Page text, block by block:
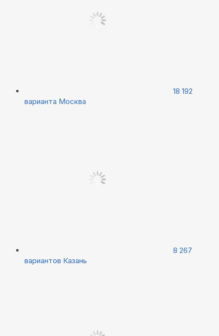
18 192
варианта Москва
8 267
вариантов Казань